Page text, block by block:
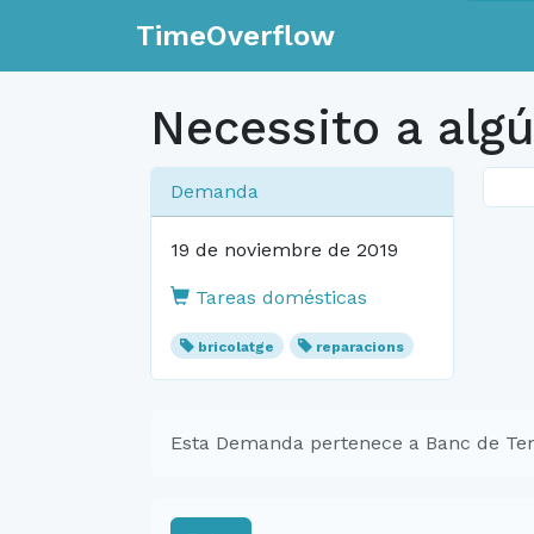
TimeOverflow
Necessito a
Demanda
19 de noviembre de 2019
Tareas domésticas
bricolatge reparacions
Esta Demanda pertenece a Banc de